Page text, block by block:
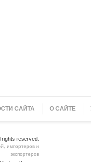
САЙТА О САЙТЕ
rights reserved.
импортеров и
экспортеров